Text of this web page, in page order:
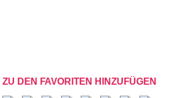
ZU DEN FAVORITEN HINZUFÜGEN